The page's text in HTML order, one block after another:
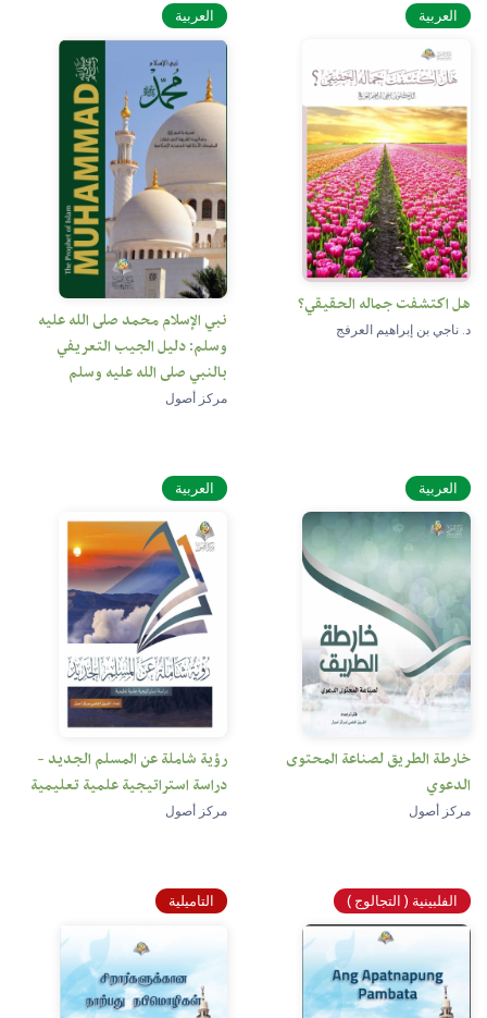
العربية
نبي الإسلام محمد صلى الله عليه
وسلم: دليل الجيب التعريفي
بالنبي صلى الله عليه وسلم
مركز أصول
العربية
هل اكتشفت جماله الحقيقي؟
د. ناجي بن إبراهيم العرفج
العربية
رؤية شاملة عن المسلم الجديد -
دراسة استراتيجية علمية تعليمية
مركز أصول
العربية
خارطة الطريق لصناعة المحتوى
الدعوي
مركز أصول
التاميلية الفلبينية ( التجالوج )